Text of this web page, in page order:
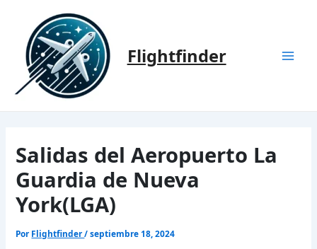
contenido
Flightfinder
Salidas del Aeropuerto La
Guardia de Nueva
York(LGA)
Por Flightfinder/septiembre 18, 2024